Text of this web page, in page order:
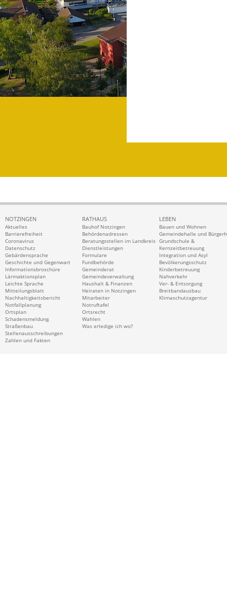
NOTZINGEN
Aktuelles
Barrierefreiheit
Coronavirus
Datenschutz
Gebärdensprache
Geschichte und Gegenwart
Informationsbroschüre
Lärmaktionsplan
Leichte Sprache
Mitteilungsblatt
Nachhaltigkeitsbericht
Notfallplanung
Ortsplan
Schadensmeldung
Straßenbau
Stellenausschreibungen
Zahlen und Fakten
RATHAUS
Bauhof Notzingen
Behördenadressen
Beratungsstellen im Landkreis
Dienstleistungen
Formulare
Fundbehörde
Gemeinderat
Gemeindeverwaltung
Haushalt & Finanzen
Heiraten in Notzingen
Mitarbeiter
Notruftafel
Ortsrecht
Wahlen
Was erledige ich wo?
LEBEN
Bauen und Wohnen
Gemeindehalle und
Grundschule &
Kernzeitbetreuung
Integration und Asyl
Bevölkerungsschutz
Kinderbetreuung
Nahverkehr
Ver- & Entsorgung
Breitbandausbau
Klimaschutzagentur